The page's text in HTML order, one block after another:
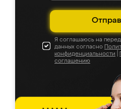
Я соглашаюсь на
данных согласно
конфиденциальности
соглашению